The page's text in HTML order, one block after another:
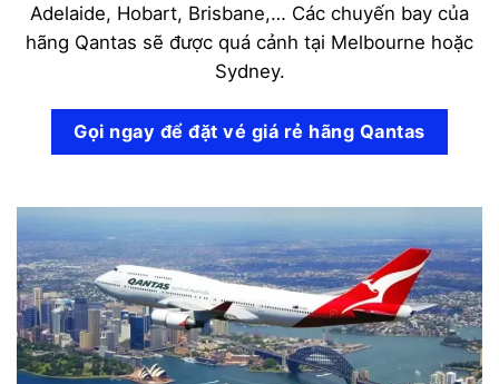
Adelaide, Hobart, Brisbane,… Các chuyến bay của
hãng Qantas sẽ được quá cảnh tại Melbourne hoặc
Sydney.
Gọi ngay để đặt vé giá rẻ hãng Qantas